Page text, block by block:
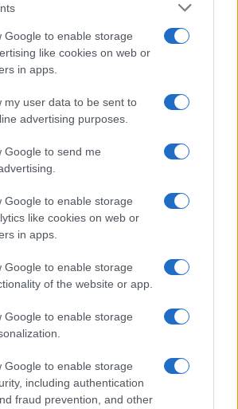
Google to enable storage
like cookies on web or
in apps.
my user data to be sent to
advertising purposes.
Google to send me
Google to enable storage
like cookies on web or
in apps.
Google to enable storage
of the website or app.
Google to enable storage
Google to enable storage
including authentication
fraud prevention, and other
leggere
Abramo Canka firma un
2026